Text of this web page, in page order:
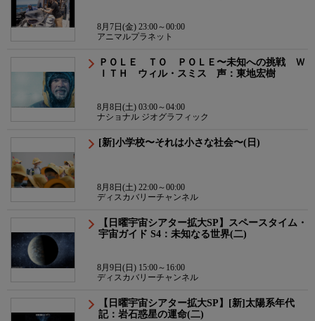
8月7日(金) 23:00～00:00
アニマルプラネット
ＰＯＬＥ ＴＯ ＰＯＬＥ〜未知への挑戦 Ｗ
ＩＴＨ ウィル・スミス 声：東地宏樹
8月8日(土) 03:00～04:00
ナショナル ジオグラフィック
[新]小学校〜それは小さな社会〜(日)
8月8日(土) 22:00～00:00
ディスカバリーチャンネル
【日曜宇宙シアター拡大SP】スペースタイム・
宇宙ガイド S4：未知なる世界(二)
8月9日(日) 15:00～16:00
ディスカバリーチャンネル
【日曜宇宙シアター拡大SP】[新]太陽系年代
記：岩石惑星の運命(二)